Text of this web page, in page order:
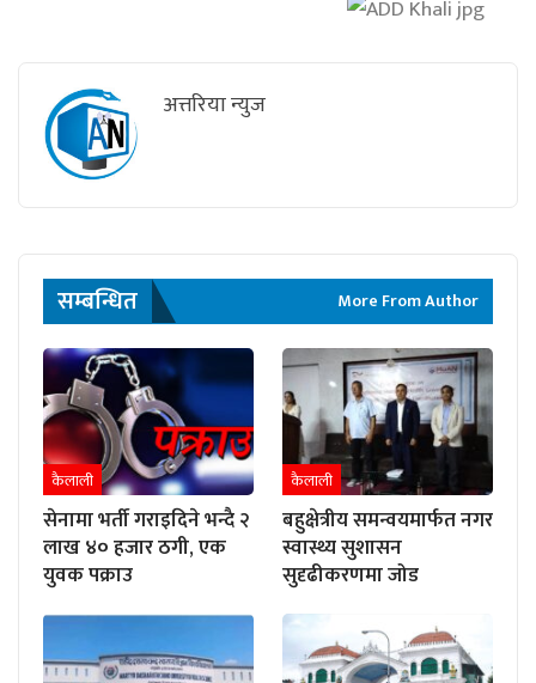
अत्तरिया न्युज
सम्बन्धित More From Author
कैलाली
सेनामा भर्ती गराइदिने भन्दै २
लाख ४० हजार ठगी, एक
युवक पक्राउ
कैलाली
बहुक्षेत्रीय समन्वयमार्फत नगर
स्वास्थ्य सुशासन
सुदृढीकरणमा जोड